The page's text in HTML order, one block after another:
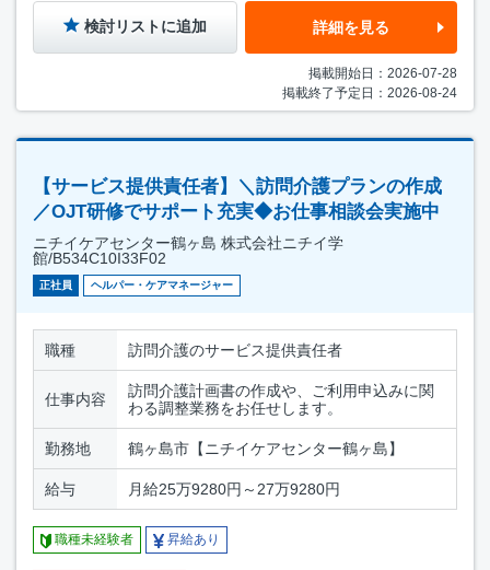
検討リストに追加 詳細を見る
掲載開始日：2026-07-28
掲載終了予定日：2026-08-24
【サービス提供責任者】＼訪問介護プランの作成
／OJT研修でサポート充実◆お仕事相談会実施中
ニチイケアセンター鶴ヶ島 株式会社ニチイ学
館/B534C10I33F02
正社員 ヘルパー・ケアマネージャー
職種 訪問介護のサービス提供責任者
仕事内容
訪問介護計画書の作成や、ご利用申込みに関
わる調整業務をお任せします。
勤務地 鶴ヶ島市【ニチイケアセンター鶴ヶ島】
給与 月給25万9280円～27万9280円
職種未経験者 昇給あり